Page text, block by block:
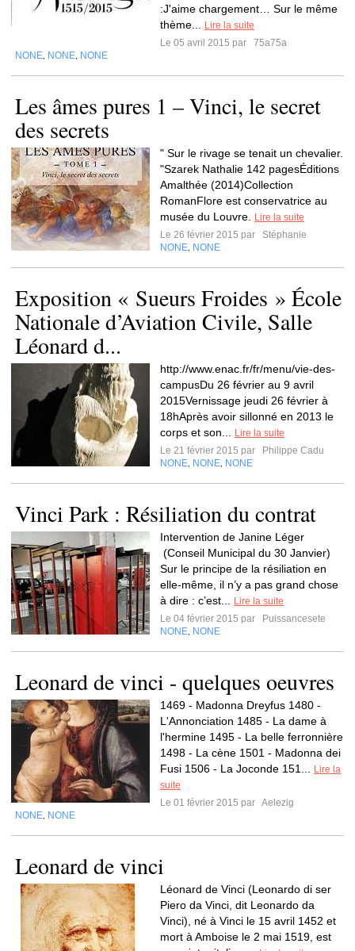
:J'aime chargement… Sur le même
thème...
Lire la suite
Le 05 avril 2015 par
75a75a
NONE NONE NONE
Les âmes pures 1 – Vinci, le secret
des secrets
" Sur le rivage se tenait un chevalier.
"Szarek Nathalie 142 pagesÉditions
Amalthée (2014)Collection
RomanFlore est conservatrice au
musée du Louvre.
Lire la suite
Le 26 février 2015 par
Stéphanie
NONE NONE
Exposition « Sueurs Froides » École
Nationale d’Aviation Civile, Salle
Léonard d...
http://www.enac.fr/fr/menu/vie-des-
campusDu 26 février au 9 avril
2015Vernissage jeudi 26 février à
18hAprès avoir sillonné en 2013 le
corps et son...
Lire la suite
Le 21 février 2015 par
Philippe Cadu
NONE NONE NONE
Vinci Park : Résiliation du contrat
Intervention de Janine Léger
(Conseil Municipal du 30 Janvier)
Sur le principe de la résiliation en
elle-même, il n’y a pas grand chose
à dire : c’est...
Lire la suite
Le 04 février 2015 par
Puissancesete
NONE NONE
Leonard de vinci - quelques oeuvres
1469 - Madonna Dreyfus 1480 -
L'Annonciation 1485 - La dame à
l'hermine 1495 - La belle ferronnière
1498 - La cène 1501 - Madonna dei
Fusi 1506 - La Joconde 151...
Lire la
suite
Le 01 février 2015 par Aelezig
NONE NONE
Leonard de vinci
Léonard de Vinci (Leonardo di ser
Piero da Vinci, dit Leonardo da
Vinci), né à Vinci le 15 avril 1452 et
mort à Amboise le 2 mai 1519, est